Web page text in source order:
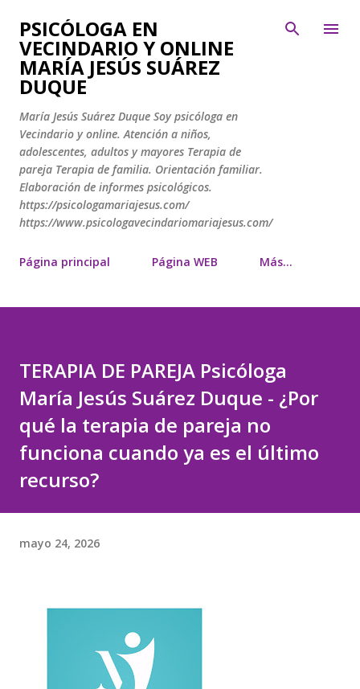
Ir al contenido principal
PSICÓLOGA EN
VECINDARIO Y ONLINE
MARÍA JESÚS SUÁREZ
DUQUE
María Jesús Suárez Duque Soy psicóloga en
Vecindario y online. Atención a niños,
adolescentes, adultos y mayores Terapia de
pareja Terapia de familia. Orientación familiar.
Elaboración de informes psicológicos.
https://psicologamariajesus.com/
https://www.psicologavecindariomariajesus.com/
Página principal Página WEB Más…
TERAPIA DE PAREJA Psicóloga
María Jesús Suárez Duque - ¿Por
qué la terapia de pareja no
funciona cuando ya es el último
recurso?
mayo 24, 2026